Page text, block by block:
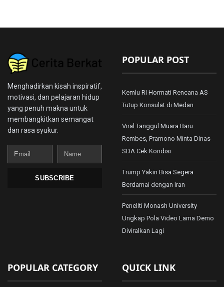
Menghadirkan kisah inspiratif,
motivasi, dan pelajaran hidup
yang penuh makna untuk
membangkitkan semangat
dan rasa syukur.
Email
Name
SUBSCRIBE
POPULAR POST
Kemlu RI Hormati Rencana AS
Tutup Konsulat di Medan
Viral Tanggul Muara Baru
Rembes, Pramono Minta Dinas
SDA Cek Kondisi
Trump Yakin Bisa Segera
Berdamai dengan Iran
Peneliti Monash University
Ungkap Pola Video Lama Demo
Diviralkan Lagi
POPULAR CATEGORY QUICK LINK